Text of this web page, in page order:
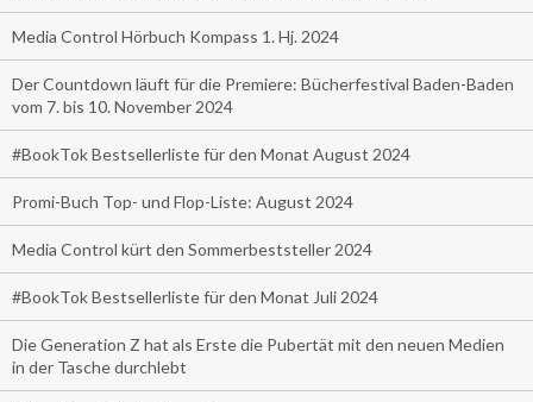
Media Control Hörbuch Kompass 1. Hj. 2024
Der Countdown läuft für die Premiere: Bücherfestival Baden-Baden
vom 7. bis 10. November 2024
#BookTok Bestsellerliste für den Monat August 2024
Promi-Buch Top- und Flop-Liste: August 2024
Media Control kürt den Sommerbeststeller 2024
#BookTok Bestsellerliste für den Monat Juli 2024
Die Generation Z hat als Erste die Pubertät mit den neuen Medien
in der Tasche durchlebt